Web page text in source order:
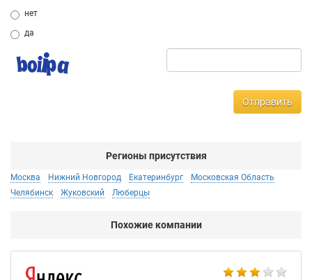
нет
да
Отправить
Регионы присутствия
Москва Нижний Новгород Екатеринбург
Московская Область
Челябинск
Жуковский Люберцы
Похожие компании